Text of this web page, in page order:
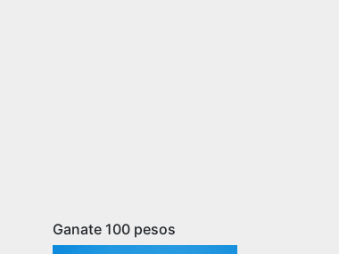
Ganate 100 pesos